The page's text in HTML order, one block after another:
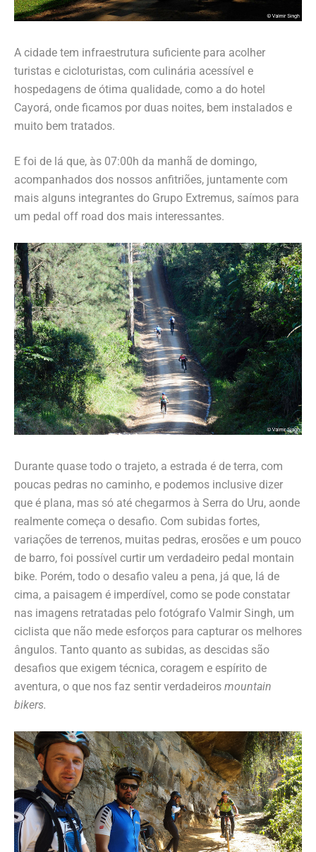
A cidade tem infraestrutura suficiente para acolher
turistas e cicloturistas, com culinária acessível e
hospedagens de ótima qualidade, como a do hotel
Cayorá, onde ficamos por duas noites, bem instalados e
muito bem tratados.
E foi de lá que, às 07:00h da manhã de domingo,
acompanhados dos nossos anfitriões, juntamente com
mais alguns integrantes do Grupo Extremus, saímos para
um pedal off road dos mais interessantes.
Durante quase todo o trajeto, a estrada é de terra, com
poucas pedras no caminho, e podemos inclusive dizer
que é plana, mas só até chegarmos à Serra do Uru, aonde
realmente começa o desafio. Com subidas fortes,
variações de terrenos, muitas pedras, erosões e um pouco
de barro, foi possível curtir um verdadeiro pedal montain
bike. Porém, todo o desafio valeu a pena, já que, lá de
cima, a paisagem é imperdível, como se pode constatar
nas imagens retratadas pelo fotógrafo Valmir Singh, um
ciclista que não mede esforços para capturar os melhores
ângulos. Tanto quanto as subidas, as descidas são
desafios que exigem técnica, coragem e espírito de
aventura, o que nos faz sentir verdadeiros mountain
bikers.